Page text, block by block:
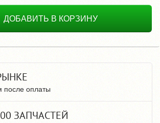
ДОБАВИТЬ В КОРЗИНУ
после оплаты
ЗАПЧАСТЕЙ